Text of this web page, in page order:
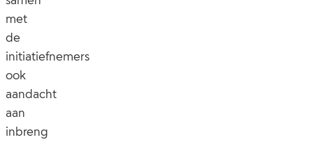
met
de
initiatiefnemers
ook
aandacht
aan
inbreng